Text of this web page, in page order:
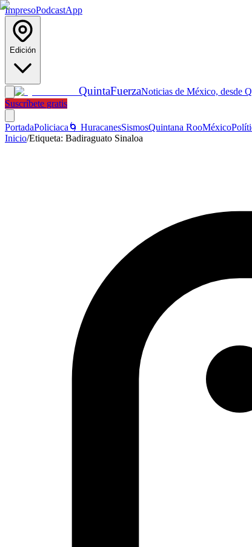
ImpresoPodcastApp
Edición
QuintaFuerzaNoticias de México, desde
Suscríbete gratis
PortadaPoliciaca 🌀 HuracanesSismosQuintana RooMéxico
Inicio/Etiqueta: Badiraguato Sinaloa